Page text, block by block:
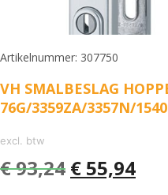
Artikelnummer: 307750
VH SMALBESLAG
76G/3359ZA/3357N/
excl. btw
€93,24 € 55,94